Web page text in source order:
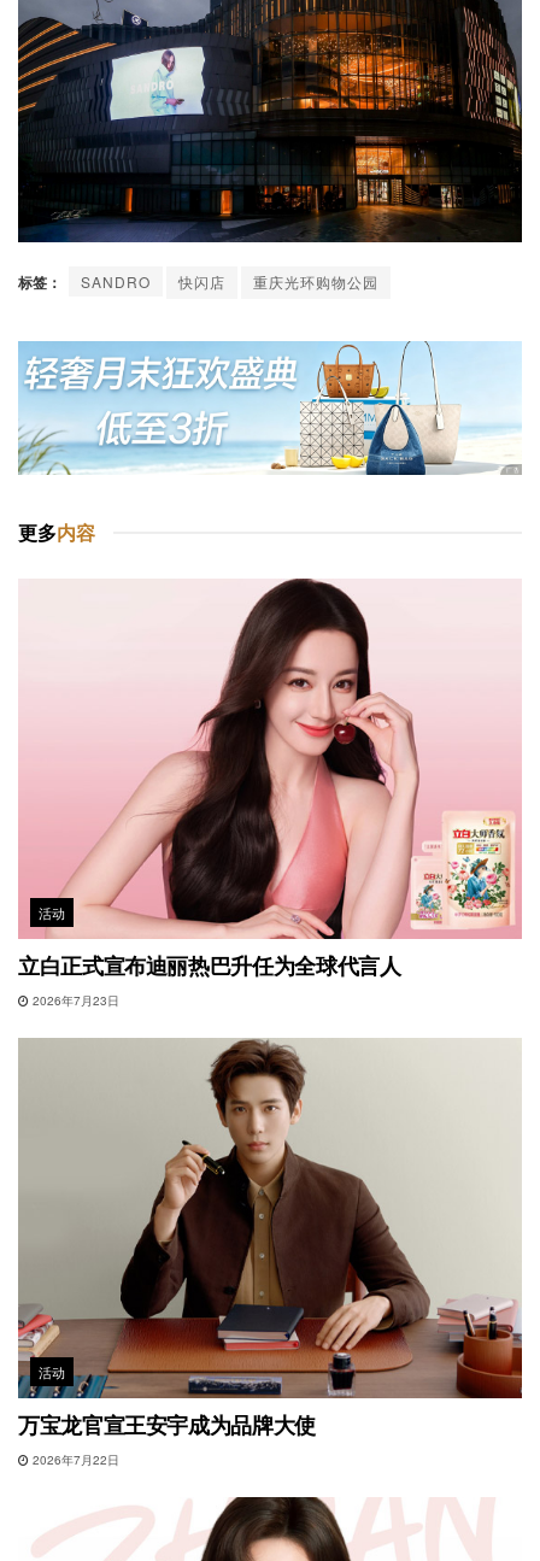
标签： SANDRO 快闪店 重庆光环购物公园
更多内容
活动
立白正式宣布迪丽热巴升任为全球代言人
2026年7月23日
活动
万宝龙官宣王安宇成为品牌大使
2026年7月22日